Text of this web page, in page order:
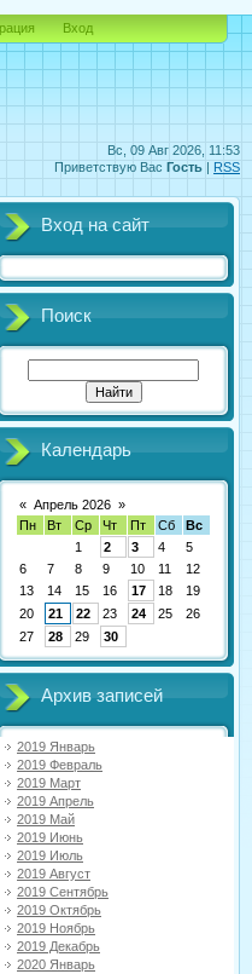
Вс, 09 Авг 2026, 11:53
Приветствую Вас Гость RSS
Вход
Вход на сайт
Поиск
Календарь
« Апрель 2026 »
Пн
Вт Ср Чт Пт Сб
Вс
1
2 3 4
5
6
7 8 9 10 11
12
13
14 15 16 17 18
19
20
21 22 23 24 25
26
27
28 29 30
Архив записей
2019 Январь
2019 Февраль
2019 Март
2019 Апрель
2019 Май
2019 Июнь
2019 Июль
2019 Август
2019 Сентябрь
2019 Октябрь
2019 Ноябрь
2019 Декабрь
2020 Январь